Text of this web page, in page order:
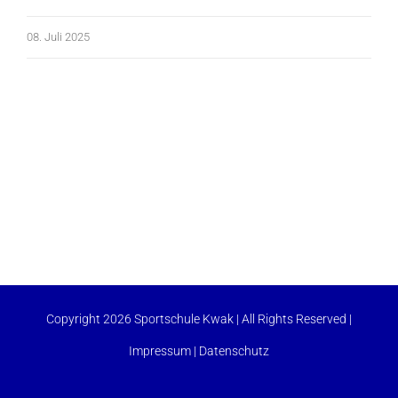
08. Juli 2025
Copyright 2026 Sportschule Kwak | All Rights Reserved |
Impressum | Datenschutz